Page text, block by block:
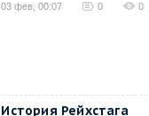
03 фев, 00:07 0 0
История Рейхстага